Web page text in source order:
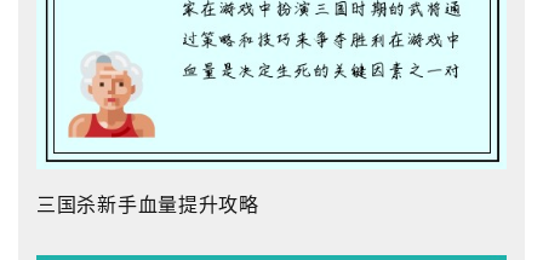
三国杀新手血量提升攻略